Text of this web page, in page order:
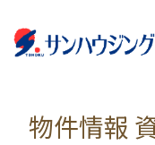
物件情報